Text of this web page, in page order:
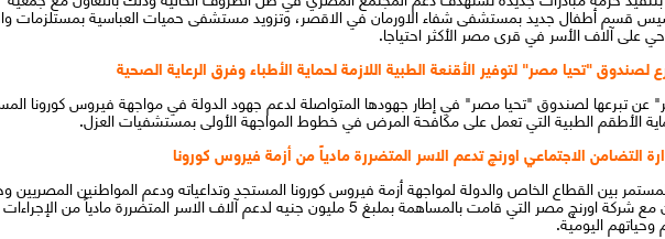
قسم أطفال جديد بمستشفى شفاء الاورمان في الاقصر، وتزويد مستشفى حميات العباسية بمستلزمات
على آلاف الأسر في قرى مصر الأكثر احتياجا.
عن تبرعها لصندوق "تحيا مصر" في إطار جهودها المتواصلة لدعم جهود الدولة في مواجهة فيروس كورونا
الأطقم الطبية التي تعمل على مكافحة المرض في خطوط المواجهة الأولى بمستشفيات العزل.
بين القطاع الخاص والدولة لمواجهة أزمة فيروس كورونا المستجد وتداعياته ودعم المواطنين المصريين
الاجتماعي بالتعاون مع شركة اورنچ مصر التي قامت بالمساهمة بملبغ 5 مليون جنيه لدعم آلاف الاسر
اليومية.